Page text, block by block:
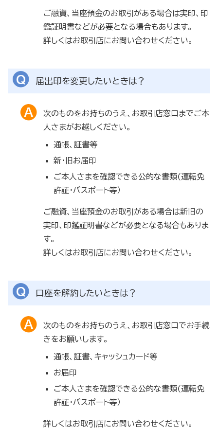
ご融資、当座預金のお取引がある場合は実印、印
鑑証明書などが必要となる場合もあります。
詳しくはお取引店にお問い合わせください。
届出印を変更したいときは？
次のものをお持ちのうえ、お取引店窓口までご本
人さまがお越しください。
通帳、証書等
新・旧お届印
ご本人さまを確認できる公的な書類(運転免
許証・パスポート等）
ご融資、当座預金のお取引がある場合は新旧の
実印、印鑑証明書などが必要となる場合もありま
す。
詳しくはお取引店にお問い合わせください。
口座を解約したいときは？
次のものをお持ちのうえ、お取引店窓口でお手続
きをお願いします。
通帳、証書、キャッシュカード等
お届印
ご本人さまを確認できる公的な書類(運転免
許証・パスポート等）
詳しくはお取引店にお問い合わせください。